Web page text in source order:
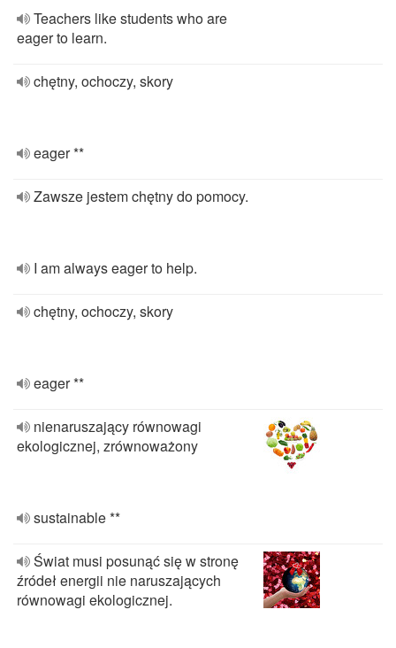
Teachers like students who are
eager to learn.
chętny, ochoczy, skory
eager **
Zawsze jestem chętny do pomocy.
I am always eager to help.
chętny, ochoczy, skory
eager **
nienaruszający równowagi
ekologicznej, zrównoważony
sustainable **
Świat musi posunąć się w stronę
źródeł energii nie naruszających
równowagi ekologicznej.